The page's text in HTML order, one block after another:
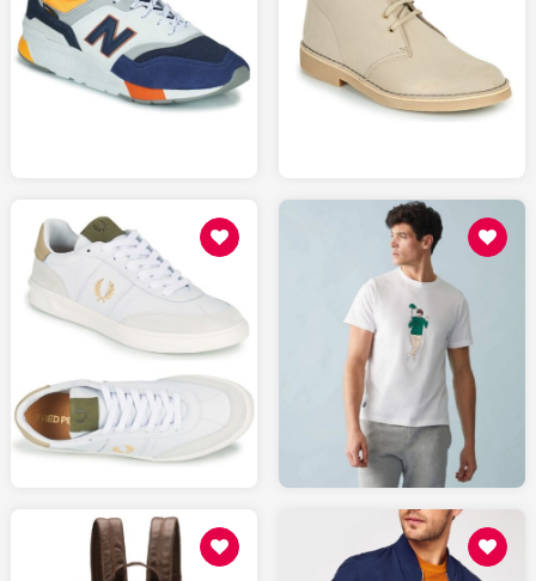
109
SPARTOO.fr
139
SPARTOO.fr
115
SPARTOO.fr
LESLIPFRANCAIS.fr